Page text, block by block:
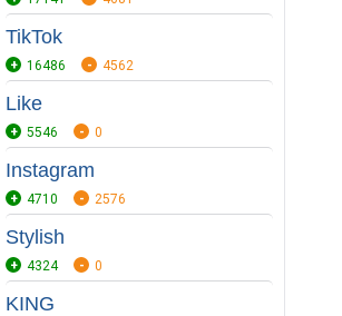
TikTok
16486 4562
Like
5546 0
Instagram
4710 2576
Stylish
4324 0
KING